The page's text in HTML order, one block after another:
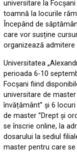
universitare la
toamnă la locurile
Începând de
care vor susține
organizează
Universitatea
perioada 6-10
Focșani fiind
universitare de
învățământ” și 6
de master ”Drept și
se înscrie online, la
dosarului la sediul
master pentru care